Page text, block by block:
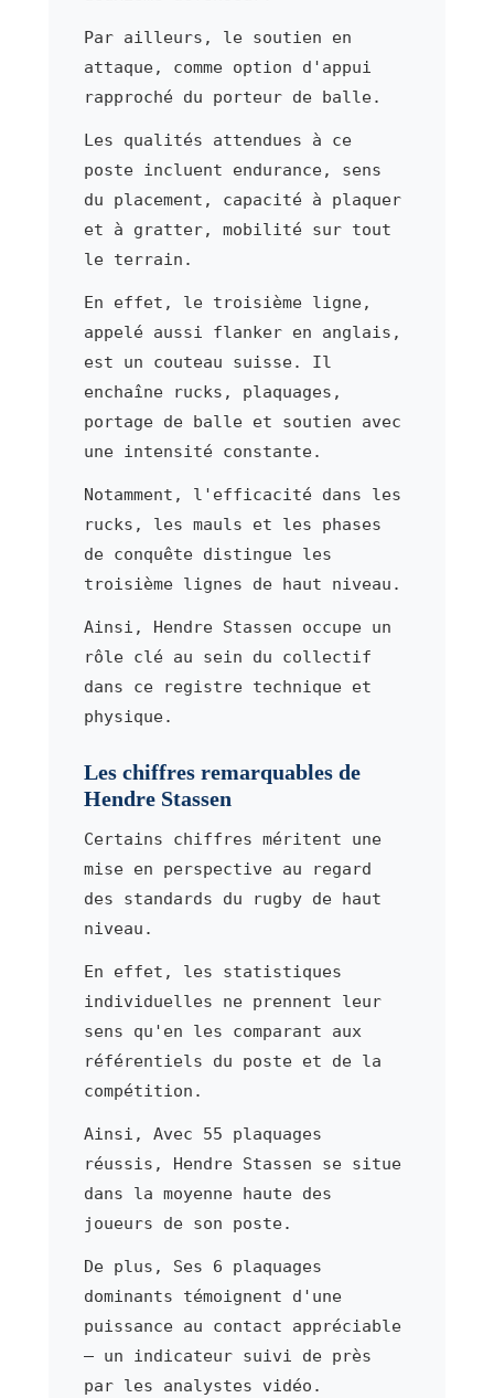
Par ailleurs, le soutien en
attaque, comme option d'appui
rapproché du porteur de balle.
Les qualités attendues à ce
poste incluent endurance, sens
du placement, capacité à plaquer
et à gratter, mobilité sur tout
le terrain.
En effet, le troisième ligne,
appelé aussi flanker en anglais,
est un couteau suisse. Il
enchaîne rucks, plaquages,
portage de balle et soutien avec
une intensité constante.
Notamment, l'efficacité dans les
rucks, les mauls et les phases
de conquête distingue les
troisième lignes de haut niveau.
Ainsi, Hendre Stassen occupe un
rôle clé au sein du collectif
dans ce registre technique et
physique.
Les chiffres remarquables de
Hendre Stassen
Certains chiffres méritent une
mise en perspective au regard
des standards du rugby de haut
niveau.
En effet, les statistiques
individuelles ne prennent leur
sens qu'en les comparant aux
référentiels du poste et de la
compétition.
Ainsi, Avec 55 plaquages
réussis, Hendre Stassen se situe
dans la moyenne haute des
joueurs de son poste.
De plus, Ses 6 plaquages
dominants témoignent d'une
puissance au contact appréciable
— un indicateur suivi de près
par les analystes vidéo.